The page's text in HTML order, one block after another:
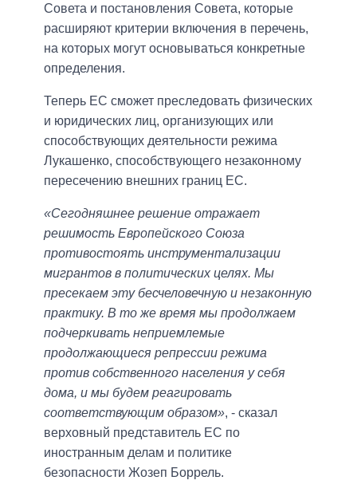
Совета и постановления Совета, которые
расширяют критерии включения в перечень,
на которых могут основываться конкретные
определения.
Теперь ЕС сможет преследовать физических
и юридических лиц, организующих или
способствующих деятельности режима
Лукашенко, способствующего незаконному
пересечению внешних границ ЕС.
«Сегодняшнее решение отражает
решимость Европейского Союза
противостоять инструментализации
мигрантов в политических целях. Мы
пресекаем эту бесчеловечную и незаконную
практику. В то же время мы продолжаем
подчеркивать неприемлемые
продолжающиеся репрессии режима
против собственного населения у себя
дома, и мы будем реагировать
соответствующим образом», - сказал
верховный представитель ЕС по
иностранным делам и политике
безопасности Жозеп Боррель.